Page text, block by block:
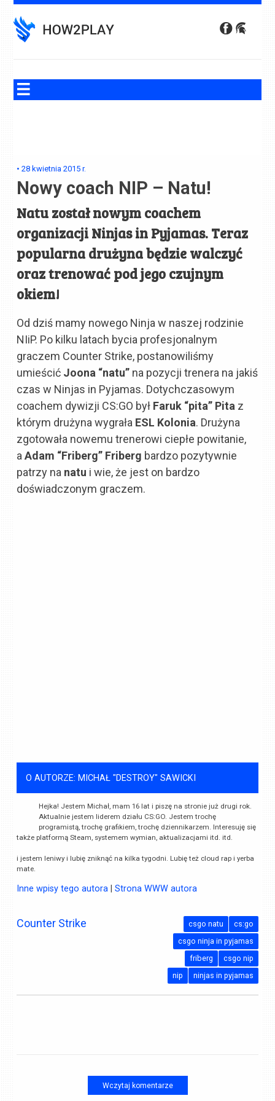
to
content
•28 kwietnia 2015 r.
Nowy coach NIP – Natu!
Natu został nowym coachem
organizacji Ninjas in Pyjamas. Teraz
popularna drużyna będzie walczyć
oraz trenować pod jego czujnym
okiem!
Od dziś mamy nowego Ninja w naszej rodzinie
NIiP. Po kilku latach bycia profesjonalnym
graczem Counter Strike, postanowiliśmy
umieścić Joona “natu” na pozycji trenera na jakiś
czas w Ninjas in Pyjamas. Dotychczasowym
coachem dywizji CS:GO był Faruk “pita” Pita z
którym drużyna wygrała ESL Kolonia. Drużyna
zgotowała nowemu trenerowi ciepłe powitanie,
aAdam “Friberg” Friberg bardzo pozytywnie
patrzy na natu i wie, że jest on bardzo
doświadczonym graczem.
O AUTORZE: MICHAŁ "DESTROY" SAWICKI
Hejka! Jestem Michał, mam 16 lat i piszę na stronie już drugi rok.
Aktualnie jestem liderem działu CS:GO. Jestem trochę
programistą, trochę grafikiem, trochę dziennikarzem. Interesuję się
także platformą Steam, systemem wymian, aktualizacjami itd. itd.
i jestem leniwy i lubię zniknąć na kilka tygodni. Lubię też cloud rap i yerba
mate.
Inne wpisy tego autora |Strona WWW autora
Counter Strike cs:go
csgo natu
csgo ninja in pyjamas
csgo nip
friberg
ninjas in pyjamas
nip
Wczytaj komentarze